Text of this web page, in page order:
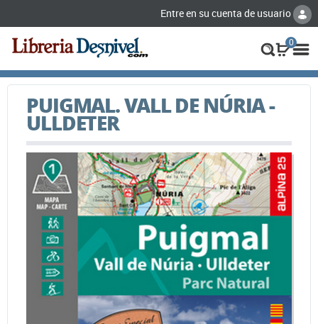
Entre en su cuenta de usuario
0
PUIGMAL. VALL DE NÚRIA -
ULLDETER